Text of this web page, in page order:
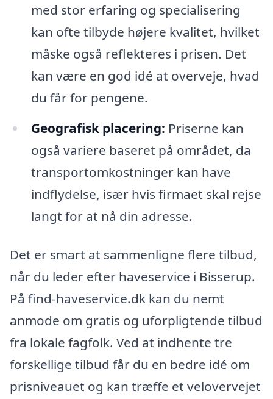
med stor erfaring og specialisering
kan ofte tilbyde højere kvalitet, hvilket
måske også reflekteres i prisen. Det
kan være en god idé at overveje, hvad
du får for pengene.
Geografisk placering: Priserne kan
også variere baseret på området, da
transportomkostninger kan have
indflydelse, især hvis firmaet skal rejse
langt for at nå din adresse.
Det er smart at sammenligne flere tilbud,
når du leder efter haveservice i Bisserup.
På find-haveservice.dk kan du nemt
anmode om gratis og uforpligtende tilbud
fra lokale fagfolk. Ved at indhente tre
forskellige tilbud får du en bedre idé om
prisniveauet og kan træffe et velovervejet